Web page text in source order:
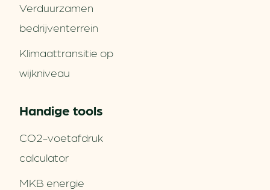
Verduurzamen
bedrijventerrein
Klimaattransitie op
wijkniveau
Handige tools
CO2-voetafdruk
calculator
MKB energie